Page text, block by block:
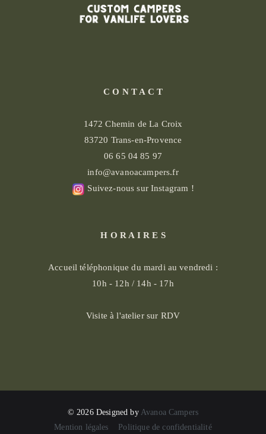
C O N T A C T
1472 Chemin de La Croix
83720 Trans-en-Provence
06 65 04 85 97
info@avanoacampers.fr
Suivez-nous sur Instagram !
H O R A I R E S
Accueil téléphonique du mardi au vendredi :
10h - 12h / 14h - 17h
Visite à l'atelier sur RDV
© 2026 Designed by Avanoa Campers
Mention légales
Politique de confidentialité